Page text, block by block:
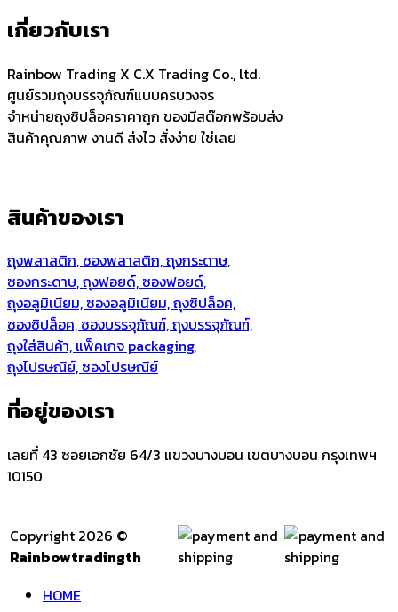
เกี่ยวกับเรา
Rainbow Trading X C.X Trading Co., ltd.
ศูนย์รวมถุงบรรจุภัณฑ์แบบครบวงจร
จำหน่ายถุงซิปล็อคราคาถูก ของมีสต๊อกพร้อมส่ง
สินค้าคุณภาพ งานดี ส่งไว สั่งง่าย ใช่เลย
สินค้าของเรา
ถุงพลาสติก, ซองพลาสติก, ถุงกระดาษ,
ซองกระดาษ, ถุงฟอยด์, ซองฟอยด์,
ถุงอลูมิเนียม, ซองอลูมิเนียม, ถุงซิปล็อค,
ซองซิปล็อค, ซองบรรจุภัณฑ์, ถุงบรรจุภัณฑ์,
ถุงใส่สินค้า, แพ็คเกจ packaging,
ถุงไปรษณีย์, ซองไปรษณีย์
ที่อยู่ของเรา
เลยที่ 43 ซอยเอกชัย 64/3 แขวงบางบอน เขตบางบอน กรุงเทพฯ
10150
Copyright 2026 ©
Rainbowtradingth
HOME